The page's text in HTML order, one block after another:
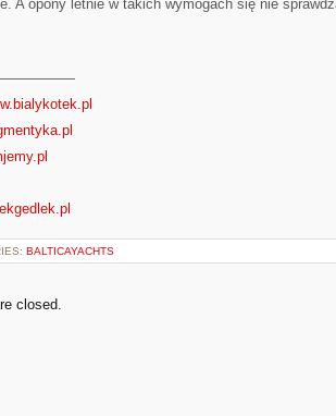
A opony letnie w takich wymogach się nie
BALTICAYACHTS
closed.